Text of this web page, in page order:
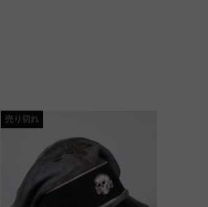
売り切れ